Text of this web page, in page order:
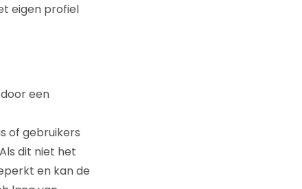
eigen profiel
een
of gebruikers
dit niet het
en kan de